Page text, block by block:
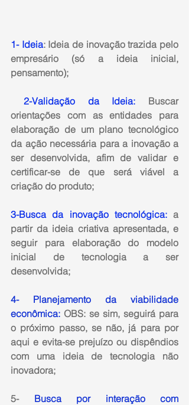
1- Ideia: Ideia de inovação trazida pelo
empresário (só a ideia inicial,
pensamento);
2-Validação da Ideia: Buscar
orientações com as entidades para
elaboração de um plano tecnológico
da ação necessária para a inovação a
ser desenvolvida, afim de validar e
certificar-se de que será viável a
criação do produto;
3-Busca da inovação tecnológica: a
partir da ideia criativa apresentada, e
seguir para elaboração do modelo
inicial de tecnologia a ser
desenvolvida;
4- Planejamento da viabilidade
econômica: OBS: se sim, seguirá para
o próximo passo, se não, já para por
aqui e evita-se prejuízo ou dispêndios
com uma ideia de tecnologia não
inovadora;
5- Busca por interação com